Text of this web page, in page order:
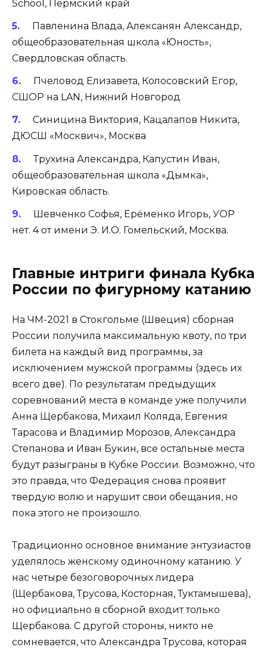
School, Пермский край
Павленина Влада, Алексанян Александр,
общеобразовательная школа «Юность»,
Свердловская область.
Пчеловод Елизавета, Колосовский Егор,
СШОР на LAN, Нижний Новгород
Синицина Виктория, Кацалапов Никита,
ДЮСШ «Москвич», Москва
Трухина Александра, Капустин Иван,
общеобразовательная школа «Дымка»,
Кировская область.
Шевченко Софья, Ерёменко Игорь, УОР
нет. 4 от имени Э. И.О. Гомельский, Москва.
Главные интриги финала Кубка
России по фигурному катанию
На ЧМ-2021 в Стокгольме (Швеция) сборная
России получила максимальную квоту, по три
билета на каждый вид программы, за
исключением мужской программы (здесь их
всего две). По результатам предыдущих
соревнований места в команде уже получили
Анна Щербакова, Михаил Коляда, Евгения
Тарасова и Владимир Морозов, Александра
Степанова и Иван Букин, все остальные места
будут разыграны в Кубке России. Возможно, что
это правда, что Федерация снова проявит
твердую волю и нарушит свои обещания, но
пока этого не произошло.
Традиционно основное внимание энтузиастов
уделялось женскому одиночному катанию. У
нас четыре безоговорочных лидера
(Щербакова, Трусова, Косторная, Туктамышева),
но официально в сборной входит только
Щербакова. С другой стороны, никто не
сомневается, что Александра Трусова, которая